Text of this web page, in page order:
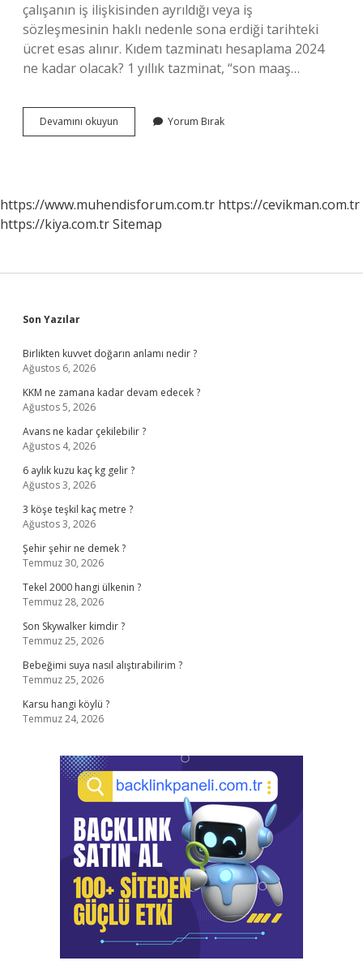
çalışanın iş ilişkisinden ayrıldığı veya iş
sözleşmesinin haklı nedenle sona erdiği tarihteki
ücret esas alınır. Kıdem tazminatı hesaplama 2024
ne kadar olacak? 1 yıllık tazminat, “son maaş…
Devamını okuyun
Kıdem
Yorum Bırak
https://www.muhendisforum.com.tr https://cevikman.com.tr
https://kiya.com.trSitemap
Sidebar
Son Yazılar
Birlikten kuvvet doğarın anlamı nedir ?
Ağustos 6, 2026
KKM ne zamana kadar devam edecek ?
Ağustos 5, 2026
Avans ne kadar çekilebilir ?
Ağustos 4, 2026
6 aylık kuzu kaç kg gelir ?
Ağustos 3, 2026
3 köşe teşkil kaç metre ?
Ağustos 3, 2026
Şehir şehir ne demek ?
Temmuz 30, 2026
Tekel 2000 hangi ülkenin ?
Temmuz 28, 2026
Son Skywalker kimdir ?
Temmuz 25, 2026
Bebeğimi suya nasıl alıştırabilirim ?
Temmuz 25, 2026
Karsu hangi köylü ?
Temmuz 24, 2026